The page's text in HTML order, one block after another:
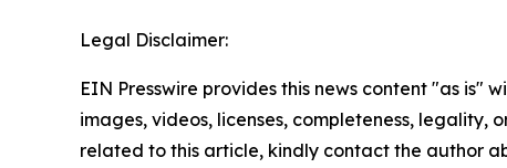
Legal Disclaimer:
EIN Presswire provides this news content "as
images, videos, licenses, completeness,
related to this article, kindly contact the author